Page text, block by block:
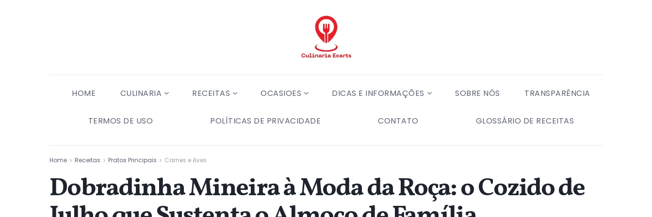
HOME CULINARIA RECEITAS OCASIOES DICAS E INFORMAÇÕES SOBRE NÓS TRANSPARÊNCIA
TERMOS DE USO POLÍTICAS DE PRIVACIDADE CONTATO GLOSSÁRIO DE RECEITAS
Home Receitas Pratos Principais Carnes e Aves
Dobradinha Mineira à Moda da Roça: o Cozido de